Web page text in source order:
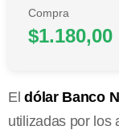
Compra
$1.180,00
Eldólar Banco
utilizadas por los